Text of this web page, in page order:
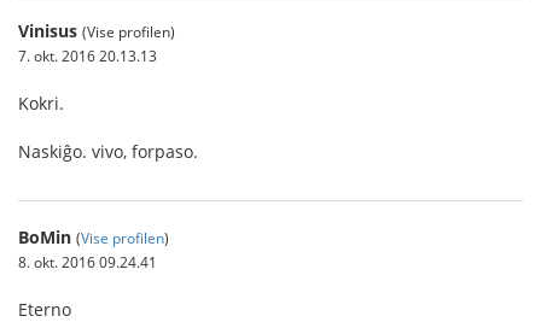
Vinisus (Vise profilen)
7. okt. 2016 20.13.13
Kokri.
Naskiĝo. vivo, forpaso.
BoMin (Vise profilen)
8. okt. 2016 09.24.41
Eterno